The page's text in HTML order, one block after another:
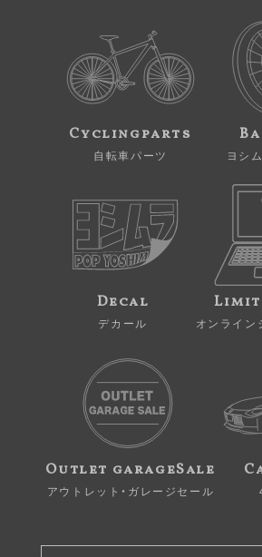
Cyclingparts
自転車パーツ ヨシ
Decal
デカール オンライン
Outlet garageSale
アウトレット・ガレージセール